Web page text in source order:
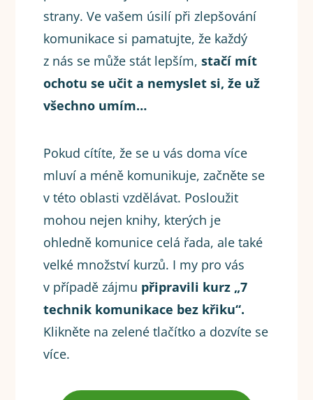
strany. Ve vašem úsilí při zlepšování
komunikace si pamatujte, že každý
z nás se může stát lepším,stačí mít
ochotu se učit a nemyslet si, že už
všechno umím…
Pokud cítíte, že se u vás doma více
mluví a méně komunikuje, začněte se
v této oblasti vzdělávat. Posloužit
mohou nejen knihy, kterých je
ohledně komunice celá řada, ale také
velké množství kurzů. I my pro vás
v případě zájmu připravili kurz „7
technik komunikace bez křiku“.
Klikněte na zelené tlačítko a dozvíte se
více.